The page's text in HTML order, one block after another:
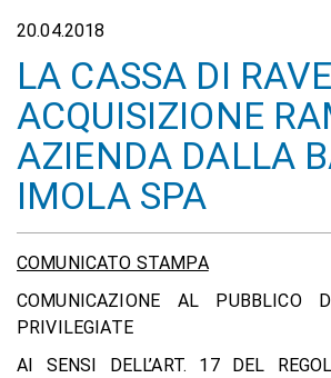
20.04.2018
LA CASSA DI
ACQUISIZIONE
AZIENDA DALLA
IMOLA SPA
COMUNICATO STAMPA
COMUNICAZIONE AL PUBBLICO
PRIVILEGIATE
AI SENSI DELL’ART. 17 DEL